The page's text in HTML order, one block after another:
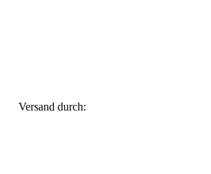
Versand durch: